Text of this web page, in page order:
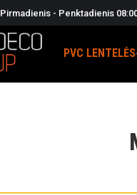
Pirmadienis - Penktadienis
PVC